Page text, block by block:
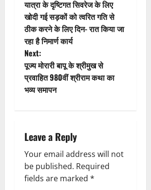
o
n
s
t
n
a
i
g
a
यात्रा के दृष्टिगत सिवरेज के लिए
खोदी गई सड़कों को त्वरित गति से
ठीक करने के लिए दिन- रात किया जा
रहा है निमार्ण कार्य
Next:
पूज्य मोरारी बापू के श्रीमुख से
प्रवाहित 980वीं श्रीराम कथा का
भव्य समापन
Leave a Reply
Your email address will not
be published. Required
fields are marked *